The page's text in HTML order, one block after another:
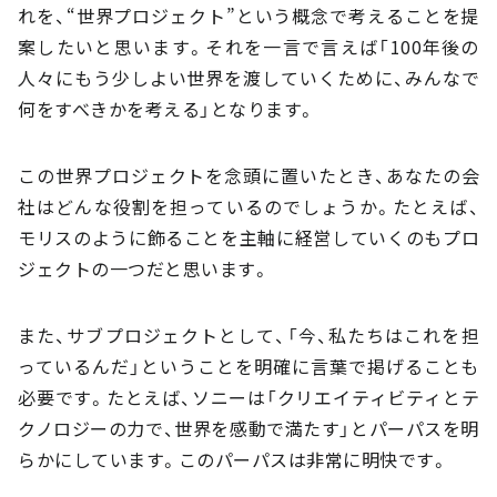
れを、“世界プロジェクト”という概念で考えることを提
案したいと思います。それを一言で言えば「100年後の
人々にもう少しよい世界を渡していくために、みんなで
何をすべきかを考える」となります。
この世界プロジェクトを念頭に置いたとき、あなたの会
社はどんな役割を担っているのでしょうか。たとえば、
モリスのように飾ることを主軸に経営していくのもプロ
ジェクトの一つだと思います。
また、サブプロジェクトとして、「今、私たちはこれを担
っているんだ」ということを明確に言葉で掲げることも
必要です。たとえば、ソニーは「クリエイティビティとテ
クノロジーの力で、世界を感動で満たす」とパーパスを明
らかにしています。このパーパスは非常に明快です。